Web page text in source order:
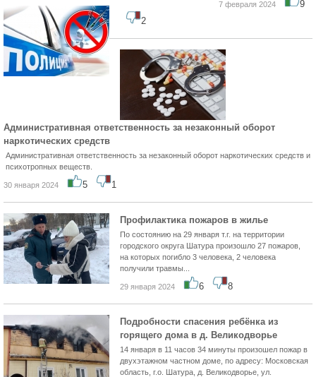
7 февраля 2024
9
2
Административная ответственность за незаконный оборот
наркотических средств
Административная ответственность за незаконный оборот наркотических средств и
психотропных веществ.
30 января 2024 5 1
Профилактика пожаров в жилье
По состоянию на 29 января т.г. на территории
городского округа Шатура произошло 27 пожаров,
на которых погибло 3 человека, 2 человека
получили травмы...
29 января 2024 6 8
Подробности спасения ребёнка из
горящего дома в д. Великодворье
14 января в 11 часов 34 минуты произошел пожар в
двухэтажном частном доме, по адресу: Московская
область, г.о. Шатура, д. Великодворье, ул.